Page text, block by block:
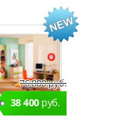
76 800 руб.
38 400руб.